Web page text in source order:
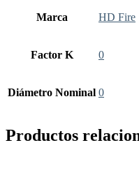
Marca HD Fire
Factor K 0
Diámetro Nominal 0
Productos